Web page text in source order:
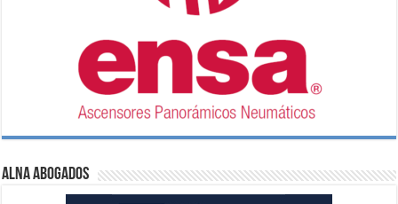
ALNA Abogados